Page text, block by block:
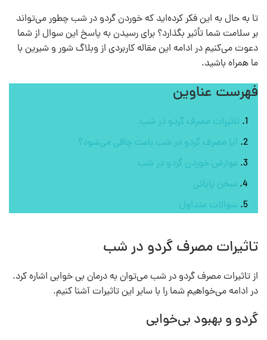
تا به حال به این فکر کرده‌اید که خوردن گردو در شب چطور می‌تواند
بر سلامت شما تأثیر بگذارد؟ برای رسیدن به پاسخ این سوال از شما
دعوت می‌کنیم در ادامه این مقاله کاربردی از وبلاگ شور و شیرین با
ما همراه باشید.
فهرست عناوین
تاثیرات مصرف گردو در شب
آیا مصرف گردو در شب باعث چاقی می‌شود؟
عوارض خوردن گردو در شب
سخن پایانی
سوالات متداول
تاثیرات مصرف گردو در شب
از تاثیرات مصرف گردو در شب می‌توان به درمان بی خوابی اشاره کرد.
در ادامه می‌خواهیم شما را با سایر این تاثیرات آشنا کنیم.
گردو و بهبود بی‌خوابی